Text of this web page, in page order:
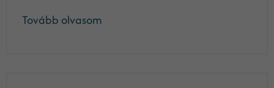
Tovább olvasom